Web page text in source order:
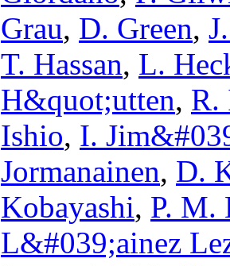
Grau, D. Green,
T. Hassan, L.
H&quot;utten, R.
Ishio, I.
Jormanainen, D.
Kobayashi, P. M.
L&#039;ainez